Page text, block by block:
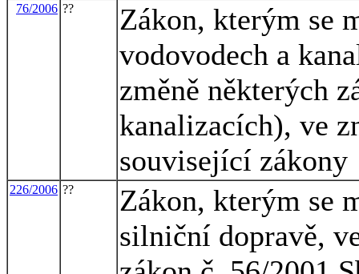
76/2006 ??
Zákon, kterým se
vodovodech a
změně některých
kanalizacích), ve
související zákony
226/2006 ??
Zákon, kterým se
silniční dopravě,